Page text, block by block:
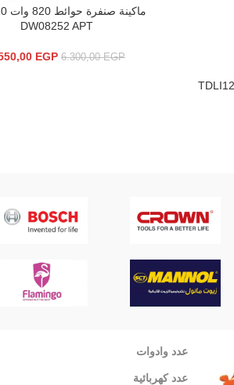
إضافة إلى السلة
DW08252 APT
6.300,00EGP
EGP
عدد وادوات
عدد كهربائية